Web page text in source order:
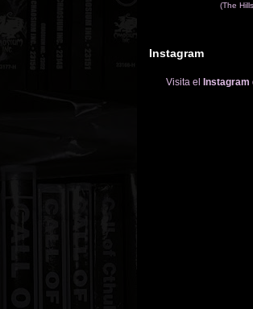
(The
Instagram
Visita el Instagram